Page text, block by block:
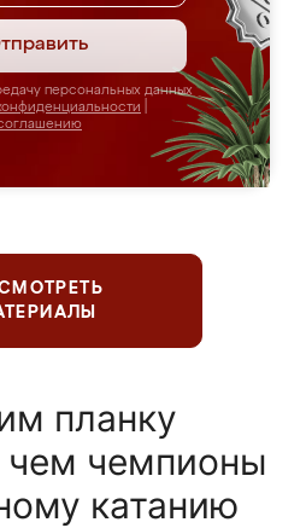
персональных данных
планку
чем чемпионы
катанию